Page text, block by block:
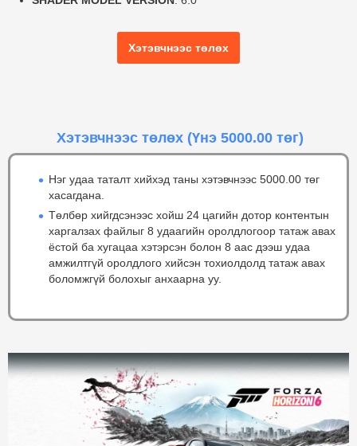
Хэтэвчнээс төлөх
Хэтэвчнээс төлөх (Үнэ 5000.00 төг)
Нэг удаа таталт хийхэд таны хэтэвчнээс 5000.00 төг
хасагдана.
Төлбөр хийгдсэнээс хойш 24 цагийн дотор контентын
харгалзах файлыг 8 удаагийн оролдлогоор татаж авах
ёстой ба хугацаа хэтэрсэн болон 8 аас дээш удаа
амжилтгүй оролдлого хийсэн тохиолдолд татаж авах
боломжгүй болохыг анхаарна уу.